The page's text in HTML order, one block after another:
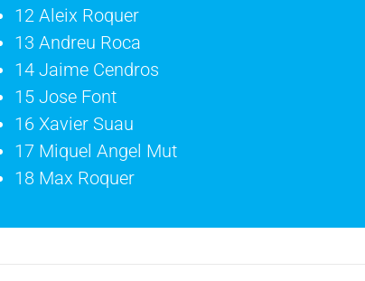
12 Aleix Roquer
13 Andreu Roca
14 Jaime Cendros
15 Jose Font
16 Xavier Suau
17 Miquel Angel Mut
18 Max Roquer